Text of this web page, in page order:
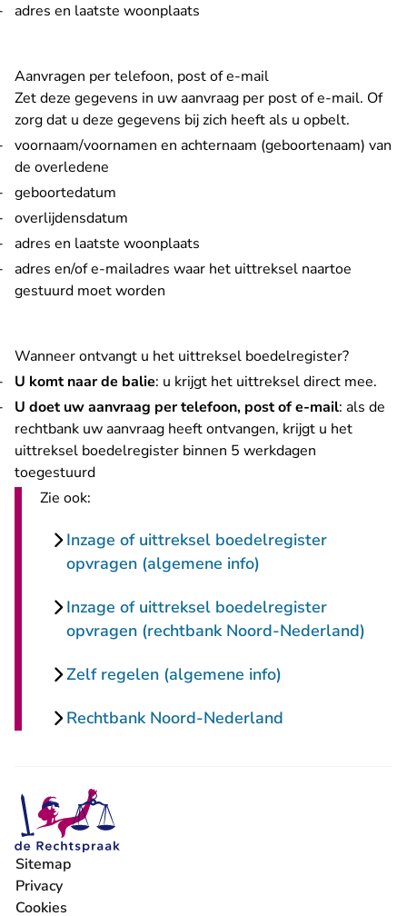
adres en laatste woonplaats
Aanvragen per telefoon, post of e-mail
Zet deze gegevens in uw aanvraag per post of e-mail. Of
zorg dat u deze gegevens bij zich heeft als u opbelt.
voornaam/voornamen en achternaam (geboortenaam) van
de overledene
geboortedatum
overlijdensdatum
adres en laatste woonplaats
adres en/of e-mailadres waar het uittreksel naartoe
gestuurd moet worden
Wanneer ontvangt u het uittreksel boedelregister?
U komt naar de balie: u krijgt het uittreksel direct mee.
U doet uw aanvraag per telefoon, post of e-mail: als de
rechtbank uw aanvraag heeft ontvangen, krijgt u het
uittreksel boedelregister binnen 5 werkdagen
toegestuurd
Zie ook:
Inzage of uittreksel boedelregister
opvragen (algemene info)
Inzage of uittreksel boedelregister
opvragen (rechtbank Noord-Nederland)
Zelf regelen (algemene info)
Rechtbank Noord-Nederland
Sitemap
Privacy
Cookies